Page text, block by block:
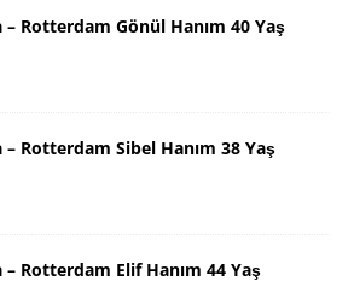
– Rotterdam Gönül Hanım 40 Yaş
– Rotterdam Sibel Hanım 38 Yaş
– Rotterdam Elif Hanım 44 Yaş